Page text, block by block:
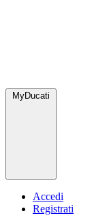
MyDucati
Accedi
Registrati